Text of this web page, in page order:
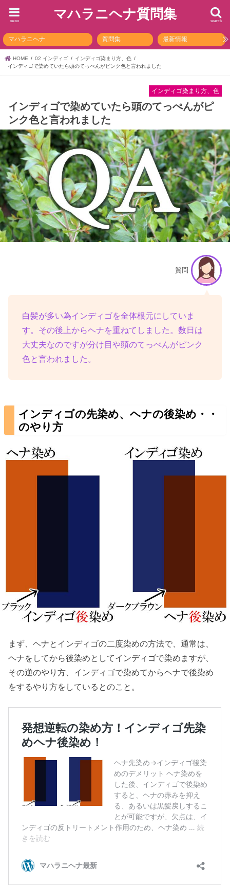
マハラニヘナ質問集 search
menu
マハラニヘナ 質問集 最新情報
HOME 02 インディゴ
インディゴ染まり方、色
インディゴで染めていたら頭のてっぺんがピンク色と言われました
インディゴ染まり方、色
インディゴで染めていたら頭のてっぺんがピ
ンク色と言われました
質問
白髪が多い為インディゴを全体根元にしていま
す。その後上からヘナを重ねてしました。数日は
大丈夫なのですが分け目や頭のてっぺんがピンク
色と言われました。
インディゴの先染め、ヘナの後染め・・
のやり方
まず、ヘナとインディゴの二度染めの方法で、通常は、
ヘナをしてから後染めとしてインディゴで染めますが、
その逆のやり方、インディゴで染めてからヘナで後染め
をするやり方をしているとのこと。